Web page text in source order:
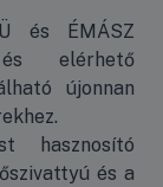
és ÉMÁSZ
elérhető
újonnan
hasznosító
és a